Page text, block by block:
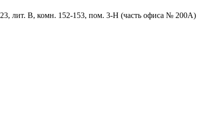
лит. В, комн. 152-153, пом. 3-Н (часть офиса № 200А)